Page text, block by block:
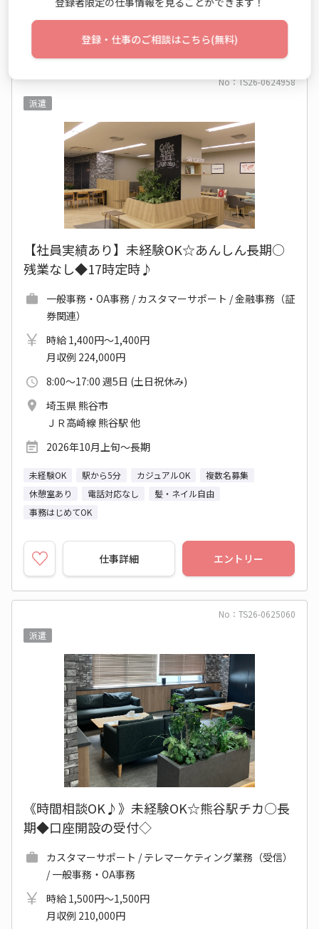
No：TS26-0624958
派遣
【社員実績あり】未経験OK☆あんしん長期○
残業なし◆17時定時♪
一般事務・OA事務 / カスタマーサポート / 金融事務（証
券関連）
時給 1,400円～1,400円
月収例 224,000円
8:00～17:00 週5日 (土日祝休み)
埼玉県 熊谷市
ＪＲ高崎線 熊谷駅 他
2026年10月上旬～長期
未経験OK 駅から5分 カジュアルOK
複数名募集
休憩室あり
電話対応なし
髪・ネイル自由
事務はじめてOK
仕事詳細 エントリー
No：TS26-0625060
派遣
《時間相談OK♪》未経験OK☆熊谷駅チカ○長
期◆口座開設の受付◇
カスタマーサポート / テレマーケティング業務（受信）
/ 一般事務・OA事務
時給 1,500円～1,500円
月収例 210,000円
登録・仕事のご相談はこちら(無料)